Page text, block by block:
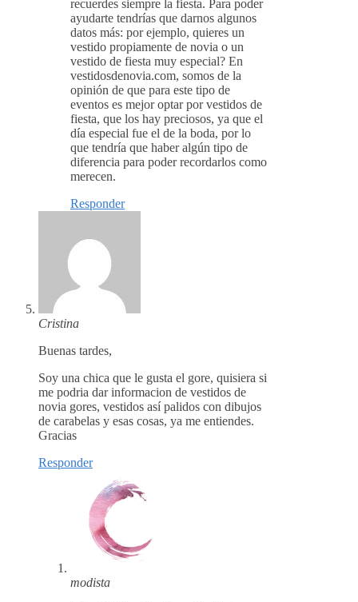
recuerdes siempre la fiesta. Para poder
ayudarte tendrías que darnos algunos
datos más: por ejemplo, quieres un
vestido propiamente de novia o un
vestido de fiesta muy especial? En
vestidosdenovia.com, somos de la
opinión de que para este tipo de
eventos es mejor optar por vestidos de
fiesta, que los hay preciosos, ya que el
día especial fue el de la boda, por lo
que tendría que haber algún tipo de
diferencia para poder recordarlos como
merecen.
Responder
Cristina
Buenas tardes,
Soy una chica que le gusta el gore, quisiera si
me podria dar informacion de vestidos de
novia gores, vestidos así palidos con dibujos
de carabelas y esas cosas, ya me entiendes.
Gracias
Responder
modista